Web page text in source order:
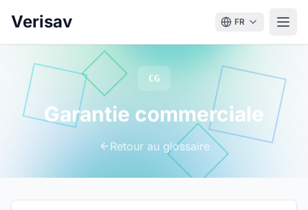
Verisav FR
CG
Garantie commerciale
Retour au glossaire